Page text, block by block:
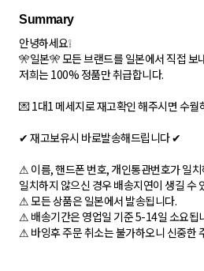
Summary
안녕하세요❕
🎌일본🎌 모든 브랜드를 일본에서 직접
저희는 100% 정품만 취급합니다.
💌 1대1 메세지로 재고확인 해주시면 수월
✔ 재고보유시 바로발송해드립니다 ✔
⚠ 이름, 핸드폰 번호, 개인통관번호가 일
일치하지 않으신 경우 배송지연이 생길 수
⚠ 모든 상품은 일본에서 발송됩니다.
⚠ 배송기간은 영업일 기준 5-14일 소요됩
⚠ 바잉후 주문 취소는 불가하오니 신중한